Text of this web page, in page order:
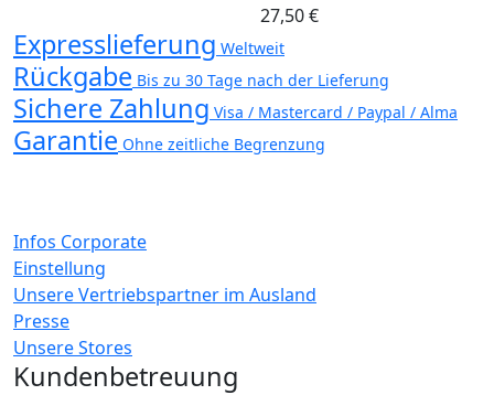
27,50 €
Expresslieferung Weltweit
Rückgabe Bis zu 30 Tage nach der Lieferung
Sichere Zahlung Visa / Mastercard / Paypal / Alma
Garantie Ohne zeitliche Begrenzung
Infos Corporate
Einstellung
Unsere Vertriebspartner im Ausland
Presse
Unsere Stores
Kundenbetreuung